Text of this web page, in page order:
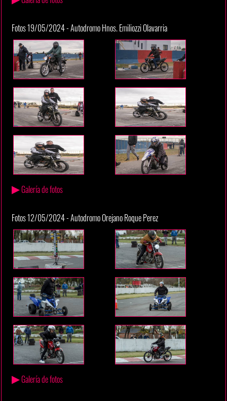
Fotos 19/05/2024 - Autodromo Hnos. Emiliozzi Olavarria
▶Galería de fotos
Fotos 12/05/2024 - Autodromo Orejano Roque Perez
▶Galería de fotos